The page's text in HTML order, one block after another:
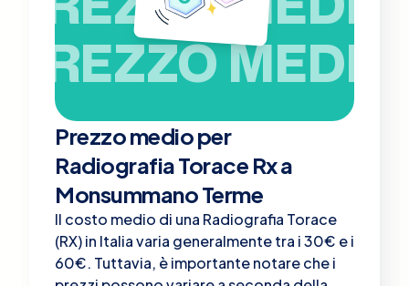
PREZZO MEDIO
Prezzo medio per
Radiografia Torace Rx a
Monsummano Terme
Il costo medio di una Radiografia Torace
(RX) in Italia varia generalmente tra i 30€ e i
60€. Tuttavia, è importante notare che i